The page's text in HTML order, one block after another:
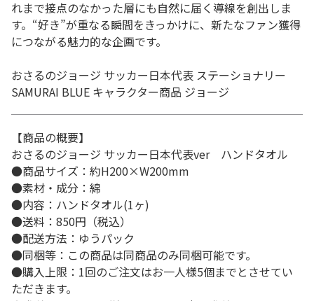
れまで接点のなかった層にも自然に届く導線を創出しま
す。“好き”が重なる瞬間をきっかけに、新たなファン獲得
につながる魅力的な企画です。
おさるのジョージ サッカー日本代表 ステーショナリー
SAMURAI BLUE キャラクター商品 ジョージ
【商品の概要】
おさるのジョージ サッカー日本代表ver ハンドタオル
●商品サイズ：約H200×W200mm
●素材・成分：綿
●内容：ハンドタオル(1ヶ)
●送料：850円（税込）
●配送方法：ゆうパック
●同梱等：この商品は同商品のみ同梱可能です。
●購入上限：1回のご注文はお一人様5個までとさせてい
ただきます。